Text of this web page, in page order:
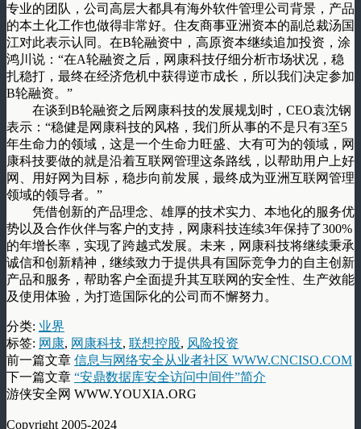
专业的团队，公司高层大都具有海外软件管理公司背景，产品
的本土化工作也做得非常好。住友商事亚洲资本的副总裁汤国
江对此表示认同。在B轮融资中，高原资本继续追加投资，涂
鸿川说：“在A轮融资之后，网康科技仔细分析市场状况，稳
扎稳打，最终在经济危机中获得逆市成长，所以我们决定参加
B轮融资。”
在谈到B轮融资之后网康科技的发展规划时，CEO袁沈钢
表示：“稳健是网康科技的风格，我们所从事的不是只有3至5
年生命力的领域，这是一个生命力旺盛、大有可为的领域，网
康科技要做的就是沿着互联网管理这条路线，以帮助用户上好
网、用好网为目标，稳步向前发展，最终成为亚洲互联网管理
领域的领导者。”
凭借创新的产品理念、雄厚的技术实力、本地化的服务优
势以及合作伙伴与客户的支持，网康科技连续3年保持了300%
的年增长率，实现了跨越式发展。未来，网康科技将继续秉承
诚信和创新精神，继续致力于提供具有国际竞争力的自主创新
产品和服务，帮助客户全面提升其互联网的安全性、生产效能
及使用体验，为打造国际化的公司而不懈努力。
分类: 业界
标签: 网康, 网康科技, 联想控股, 风险投资
前一篇文章 信息与网络安全从业者社区 WWW.CNCISO.COM
下一篇文章 “安鼎数据库安全访问中间件”简介
游侠安全网 WWW.YOUXIA.ORG
Copyright 2005-2024